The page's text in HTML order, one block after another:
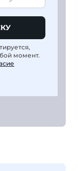
момент.